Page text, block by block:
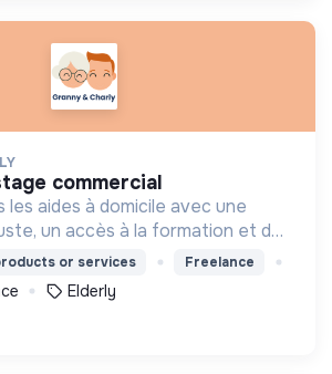
commercial
les aides à domicile avec une
un accès à la formation et des
à leur emploi du temps.
or services Freelance
Elderly